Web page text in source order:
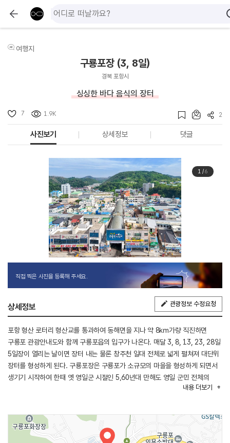
여행지
구룡포장 (3, 8일)
경북 포항시
싱싱한 바다 음식의 장터
7 1.9K 2
사진보기 상세정보 댓글
1/6
직접 찍은 사진을 등록해 주세요.
상세정보 관광정보 수정요청
포항 형산 로터리 형산교를 통과하여 동해면을 지나 약 8㎞가량 직진하면
구룡포 관광안내도와 함께 구룡포읍의 입구가 나온다. 매달 3, 8, 13, 23, 28일
5일장이 열리는 날이면 장터 내는 물론 창주천 일대 전체로 넓게 펼쳐져 대단위
장터를 형성하게 된다. 구룡포장은 구룡포가 소규모의 마을을 형성하게 되면서
생기기 시작하여 한때 옛 영일군 시절인 5,60년대 만해도 영일 군민 전체의
장터로써 이용될 정도로 명물시장으로 번성하였다. 장터의 안쪽으로는 횟집들이
미식가들에게는 장 보기와 함께 좋은 여건으로 각광받으며 많은 애호가들이
즐겨 찾고 있다. 여느 시장에서와 마찬가지의 각종 향토음식과 나물, 잡곡류
도소매가 이루어지며 중에서도 구룡포장에서 갓 건져 올린 싱싱한 각종
내용 더보기